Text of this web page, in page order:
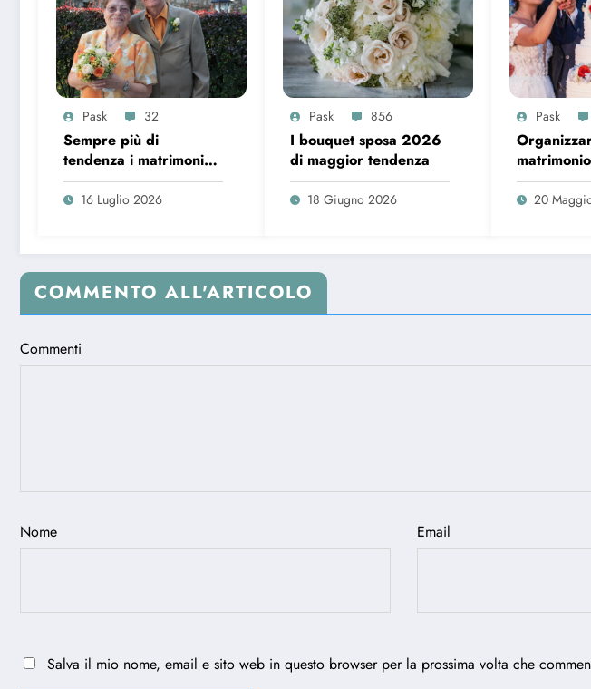
Pask 32
Sempre più di
tendenza i matrimoni
over 65 in Italia
16 Luglio 2026
Pask 856
I bouquet sposa 2026
di maggior tendenza
18 Giugno 2026
Pask
sempre di
dati del
20
COMMENTO ALL'ARTICOLO
Commenti
Nome Email
Salva il mio nome, email e sito web in questo browser per la prossima volta che